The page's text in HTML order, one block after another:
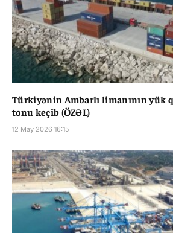
Türkiyənin Ambarlı limanının yük
tonu keçib (ÖZƏL)
12 May 2026 16:15